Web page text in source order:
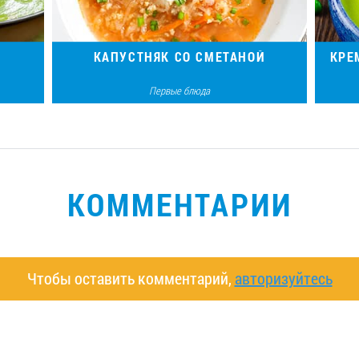
КАПУСТНЯК СО СМЕТАНОЙ
Первые блюда
КОММЕНТАРИИ
Чтобы оставить комментарий, авторизуйтесь